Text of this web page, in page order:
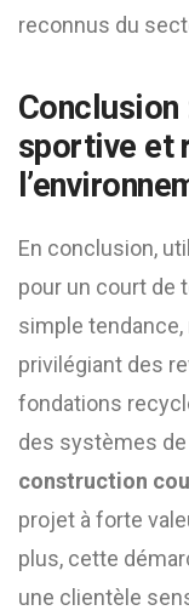
reconnus du
sportive et
En conclusion,
pour un court de
simple
privilégiant des
fondations
des systèmes de
construction
projet à forte
plus, cette
une clientèle